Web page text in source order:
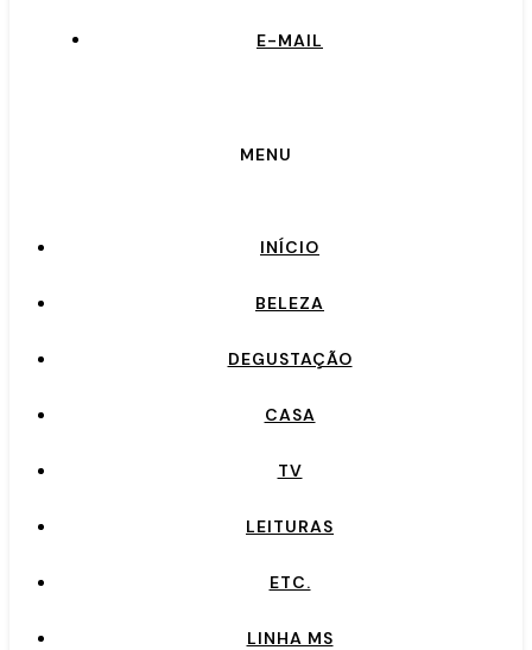
E-MAIL
MENU
INÍCIO
BELEZA
DEGUSTAÇÃO
CASA
TV
LEITURAS
ETC.
LINHA MS